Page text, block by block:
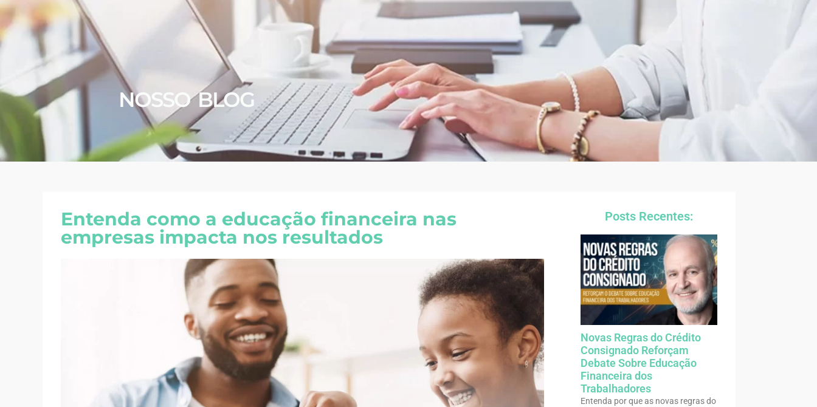
NOSSO BLOG
Entenda como a educação financeira nas
empresas impacta nos resultados
Posts Recentes:
Novas Regras do Crédito
Consignado Reforçam
Debate Sobre Educação
Financeira dos
Trabalhadores
Entenda por que as novas regras do